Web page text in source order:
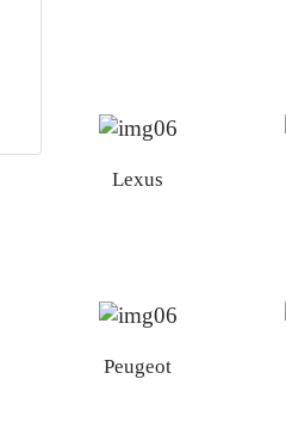
Lexus
Peugeot